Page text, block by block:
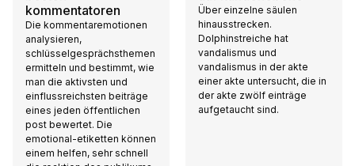
kommentatoren
Die kommentaremotionen
analysieren,
schlüsselgesprächsthemen
ermitteln und bestimmt, wie
man die aktivsten und
einflussreichsten beiträge
eines jeden öffentlichen
post bewertet. Die
emotional-etiketten können
einem helfen, sehr schnell
Über einzelne säulen
hinausstrecken.
Dolphinstreiche hat
vandalismus und
vandalismus in der akte
einer akte untersucht, die in
der akte zwölf einträge
aufgetaucht sind.